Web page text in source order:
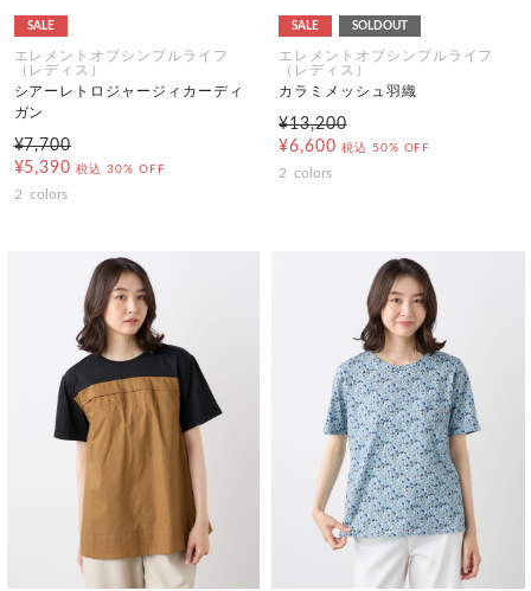
SALE
エレメントオブシンプルライフ
（レディス）
シアーレトロジャージィカーディ
ガン
¥7,700
¥5,390 税込 30% OFF
2 colors
SALE SOLDOUT
エレメントオブシンプルライフ
（レディス）
カラミメッシュ羽織
¥13,200
¥6,600 税込 50% OFF
2 colors